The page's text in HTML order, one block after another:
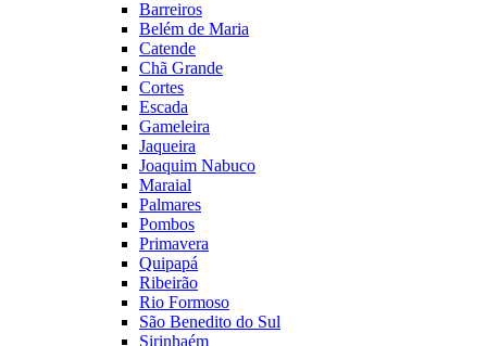
Barreiros
Belém de Maria
Catende
Chã Grande
Cortes
Escada
Gameleira
Jaqueira
Joaquim Nabuco
Maraial
Palmares
Pombos
Primavera
Quipapá
Ribeirão
Rio Formoso
São Benedito do Sul
Sirinhaém